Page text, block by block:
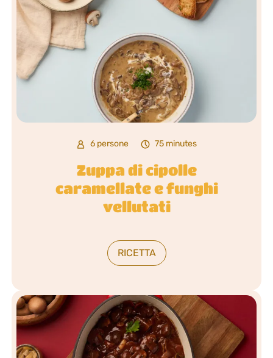
6 persone 75 minutes
Zuppa di cipolle
caramellate e funghi
vellutati
RICETTA